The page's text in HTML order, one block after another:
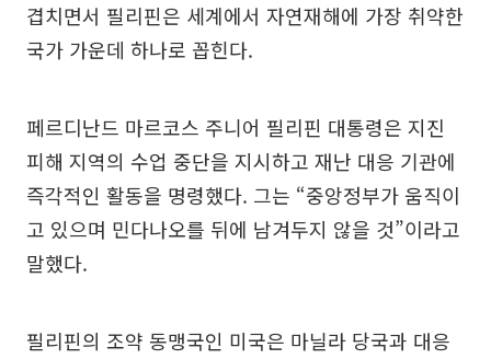
겹치면서 필리핀은 세계에서 자연재해에 가장 취약한
국가 가운데 하나로 꼽힌다.
페르디난드 마르코스 주니어 필리핀 대통령은 지진
피해 지역의 수업 중단을 지시하고 재난 대응 기관에
즉각적인 활동을 명령했다. 그는 “중앙정부가 움직이
고 있으며 민다나오를 뒤에 남겨두지 않을 것”이라고
말했다.
필리핀의 조약 동맹국인 미국은 마닐라 당국과 대응